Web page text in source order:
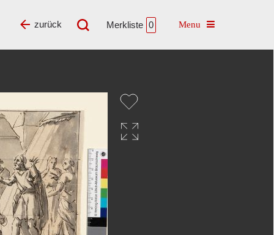
Merkliste 0 Toggle navigation
zurück